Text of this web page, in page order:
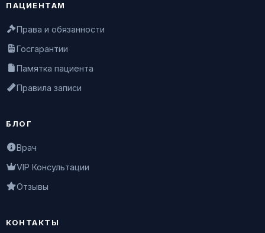
ПАЦИЕНТАМ
Права и обязанности
Госгарантии
Памятка пациента
Правила записи
БЛОГ
Врач
VIP Консультации
Отзывы
КОНТАКТЫ